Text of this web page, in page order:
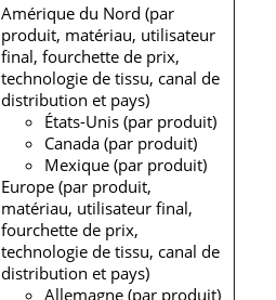
Amérique du Nord (par
produit, matériau, utilisateur
final, fourchette de prix,
technologie de tissu, canal de
distribution et pays)
États-Unis (par produit)
Canada (par produit)
Mexique (par produit)
Europe (par produit,
matériau, utilisateur final,
fourchette de prix,
technologie de tissu, canal de
distribution et pays)
Allemagne (par produit)